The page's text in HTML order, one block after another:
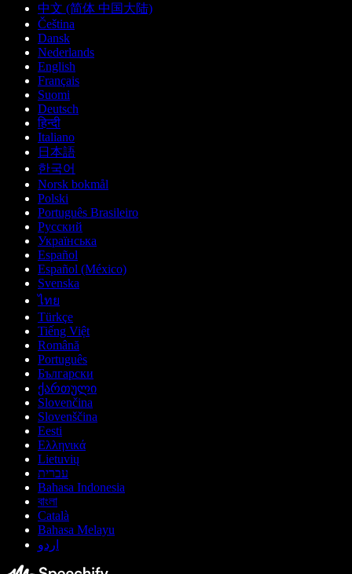
中文 (简体 中国大陆)
Čeština
Dansk
Nederlands
English
Français
Suomi
Deutsch
हिन्दी
Italiano
日本語
한국어
Norsk bokmål
Polski
Português Brasileiro
Русский
Українська
Español
Español (México)
Svenska
ไทย
Türkçe
Tiếng Việt
Română
Português
Български
ქართული
Slovenčina
Slovenščina
Eesti
Ελληνικά
Lietuvių
עברית
Bahasa Indonesia
বাংলা
Català
Bahasa Melayu
اردو